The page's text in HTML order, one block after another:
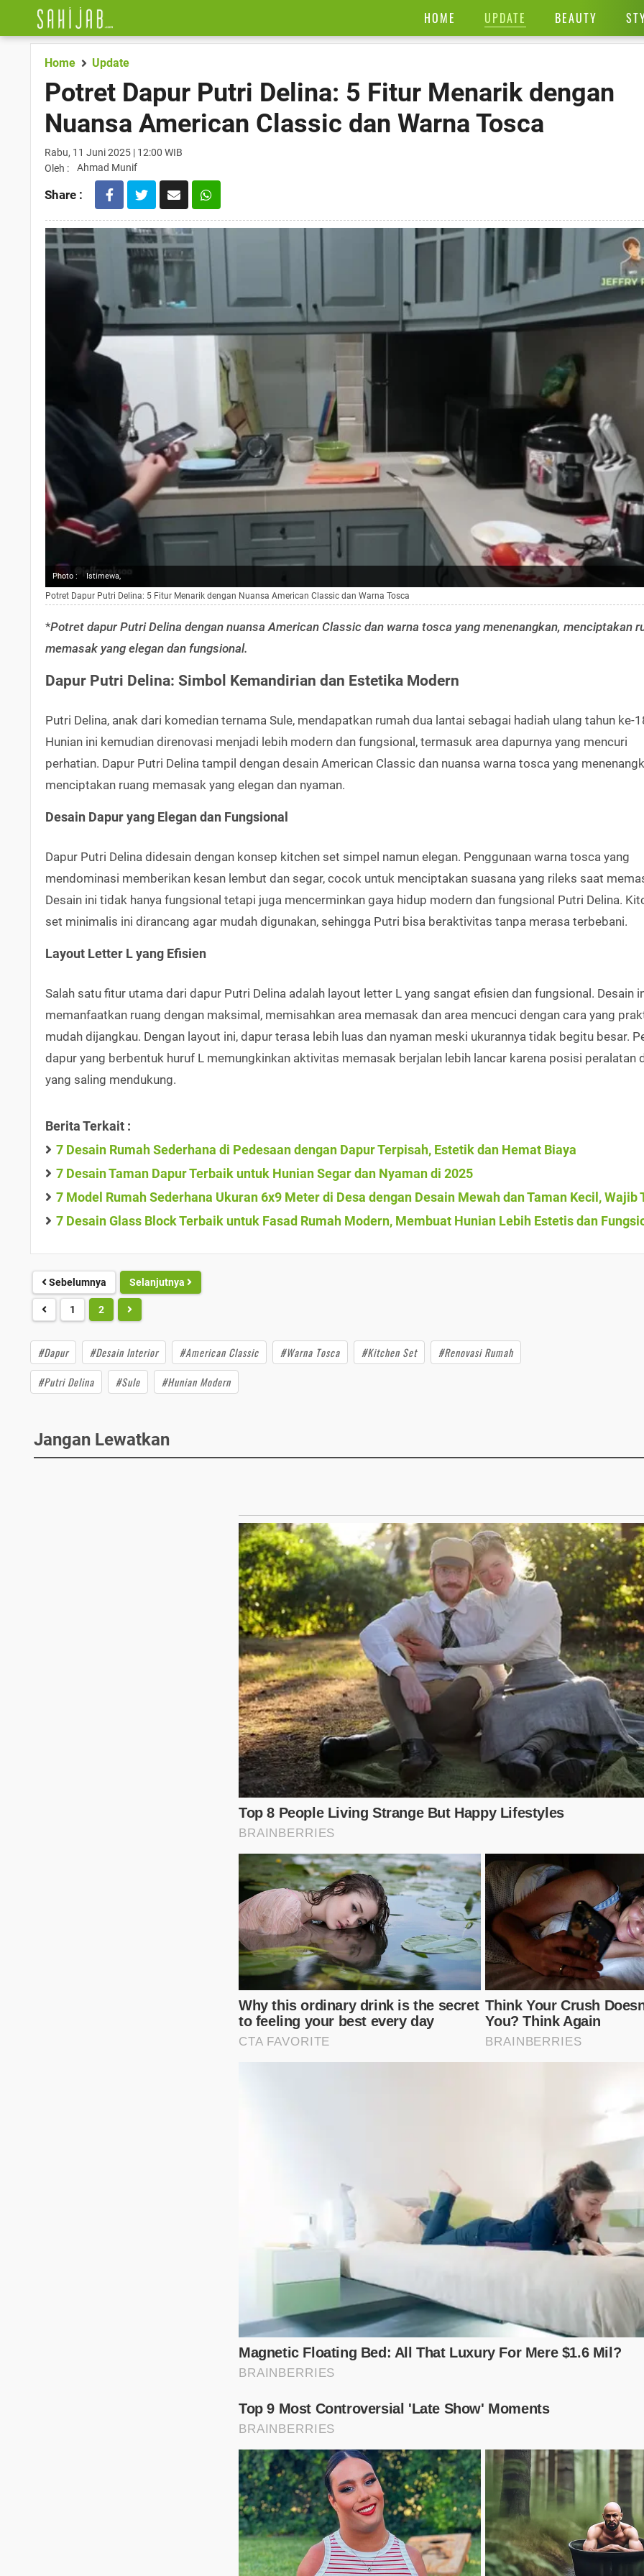
HOME UPDATE BEAUTY
Home Update
Potret Dapur Putri Delina: 5 Fitur Menarik dengan
Nuansa American Classic dan Warna Tosca
Rabu, 11 Juni 2025 | 12:00 WIB
Oleh :
Ahmad Munif
Share :
Photo : Istimewa,
Potret Dapur Putri Delina: 5 Fitur Menarik dengan Nuansa American Classic dan Warna Tosca
*Potret dapur Putri Delina dengan nuansa American Classic dan warna tosca yang menenangkan, menciptakan
memasak yang elegan dan fungsional.
Dapur Putri Delina: Simbol Kemandirian dan Estetika Modern
Putri Delina, anak dari komedian ternama Sule, mendapatkan rumah dua lantai sebagai hadiah ulang tahun ke-
Hunian ini kemudian direnovasi menjadi lebih modern dan fungsional, termasuk area dapurnya yang mencuri
perhatian. Dapur Putri Delina tampil dengan desain American Classic dan nuansa warna tosca yang
menciptakan ruang memasak yang elegan dan nyaman.
Desain Dapur yang Elegan dan Fungsional
Dapur Putri Delina didesain dengan konsep kitchen set simpel namun elegan. Penggunaan warna tosca yang
mendominasi memberikan kesan lembut dan segar, cocok untuk menciptakan suasana yang rileks saat
Desain ini tidak hanya fungsional tetapi juga mencerminkan gaya hidup modern dan fungsional Putri Delina.
set minimalis ini dirancang agar mudah digunakan, sehingga Putri bisa beraktivitas tanpa merasa terbebani.
Layout Letter L yang Efisien
Salah satu fitur utama dari dapur Putri Delina adalah layout letter L yang sangat efisien dan fungsional. Desain
memanfaatkan ruang dengan maksimal, memisahkan area memasak dan area mencuci dengan cara yang
mudah dijangkau. Dengan layout ini, dapur terasa lebih luas dan nyaman meski ukurannya tidak begitu besar.
dapur yang berbentuk huruf L memungkinkan aktivitas memasak berjalan lebih lancar karena posisi peralatan
yang saling mendukung.
Berita Terkait :
7 Desain Rumah Sederhana di Pedesaan dengan Dapur Terpisah, Estetik dan Hemat Biaya
7 Desain Taman Dapur Terbaik untuk Hunian Segar dan Nyaman di 2025
7 Model Rumah Sederhana Ukuran 6x9 Meter di Desa dengan Desain Mewah dan Taman Kecil, Wajib
7 Desain Glass Block Terbaik untuk Fasad Rumah Modern, Membuat Hunian Lebih Estetis dan
Sebelumnya Selanjutnya
1 2
#Dapur #Desain Interior #American Classic #Warna Tosca #Kitchen Set
#Renovasi Rumah
#Putri Delina
#Sule #Hunian Modern
Jangan Lewatkan